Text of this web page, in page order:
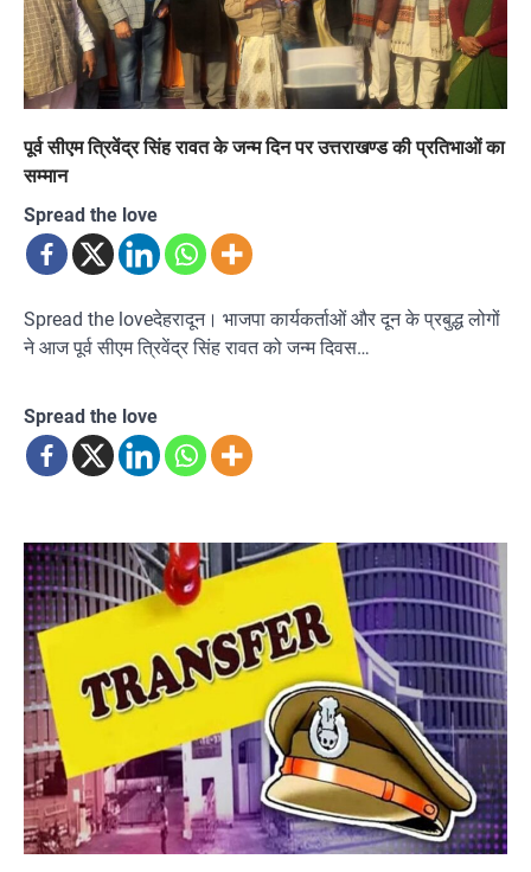
पूर्व सीएम त्रिवेंद्र सिंह रावत के जन्म दिन पर उत्तराखण्ड की प्रतिभाओं का
सम्मान
Spread the love
Spread the loveदेहरादून। भाजपा कार्यकर्ताओं और दून के प्रबुद्ध लोगों
ने आज पूर्व सीएम त्रिवेंद्र सिंह रावत को जन्म दिवस…
Spread the love